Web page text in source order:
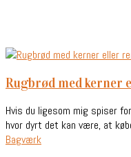
rugbrød med
Hvis du ligesom mig spiser
hvor dyrt det kan være, at
Bagværk